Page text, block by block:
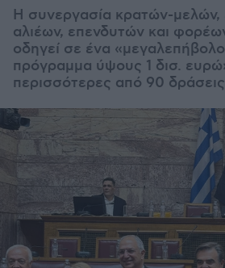
Η συνεργασία κρατών-μελών,
αλιέων, επενδυτών και
οδηγεί σε ένα
πρόγραμμα ύψους 1 δισ.
περισσότερες από 90 δράσεις